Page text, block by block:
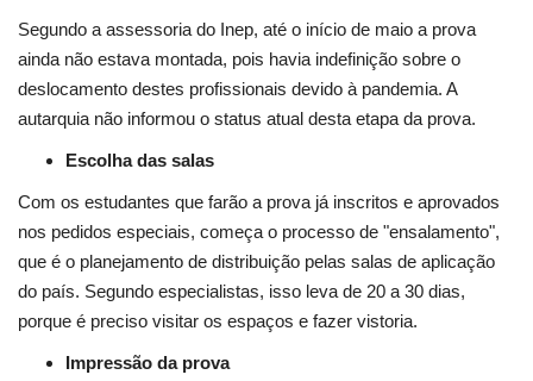
Segundo a assessoria do Inep, até o início de maio a prova
ainda não estava montada, pois havia indefinição sobre o
deslocamento destes profissionais devido à pandemia. A
autarquia não informou o status atual desta etapa da prova.
Escolha das salas
Com os estudantes que farão a prova já inscritos e aprovados
nos pedidos especiais, começa o processo de "ensalamento",
que é o planejamento de distribuição pelas salas de aplicação
do país. Segundo especialistas, isso leva de 20 a 30 dias,
porque é preciso visitar os espaços e fazer vistoria.
Impressão da prova